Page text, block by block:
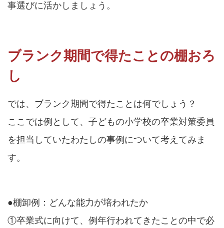
事選びに活かしましょう。
ブランク期間で得たことの棚おろ
し
では、ブランク期間で得たことは何でしょう？
ここでは例として、子どもの小学校の卒業対策委員
を担当していたわたしの事例について考えてみま
す。
●棚卸例：どんな能力が培われたか
①卒業式に向けて、例年行われてきたことの中で必